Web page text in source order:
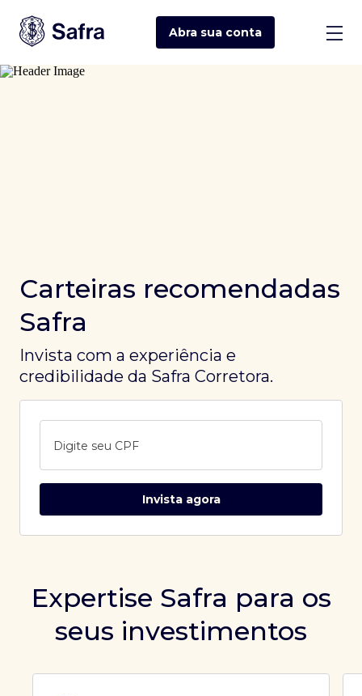
Abra sua conta
Carteiras recomendadas
Safra
Invista com a experiência e
credibilidade da Safra Corretora.
Digite seu CPF
Invista agora
Expertise Safra para os
seus investimentos